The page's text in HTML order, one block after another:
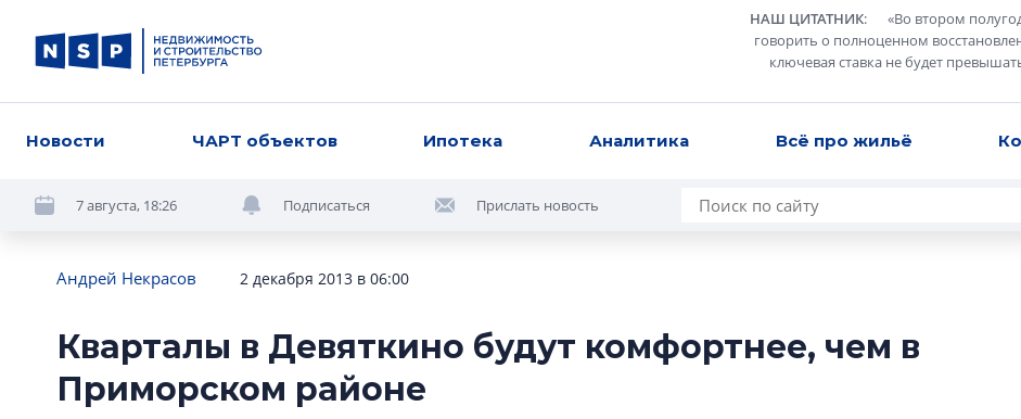
НАШ ЦИТАТНИК: «Во втором
говорить о полноценном
ключевая ставка не будет
Новости ЧАРТ объектов Ипотека Аналитика Всё про жильё
7 августа, 18:26 Подписаться Прислать новость
Андрей Некрасов 2 декабря 2013 в 06:00
Кварталы в Девяткино будут комфортнее, чем в
Приморском районе
Роман Корнышев: